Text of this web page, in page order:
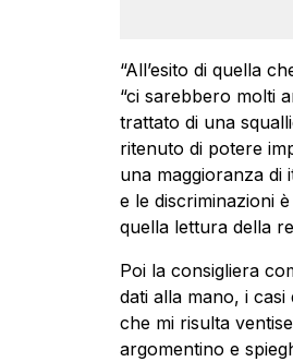
“All’esito di quella
“ci sarebbero molti
trattato di una
ritenuto di potere
una maggioranza di
e le discriminazioni
quella lettura della
Poi la consigliera
dati alla mano, i
che mi risulta
argomentino e